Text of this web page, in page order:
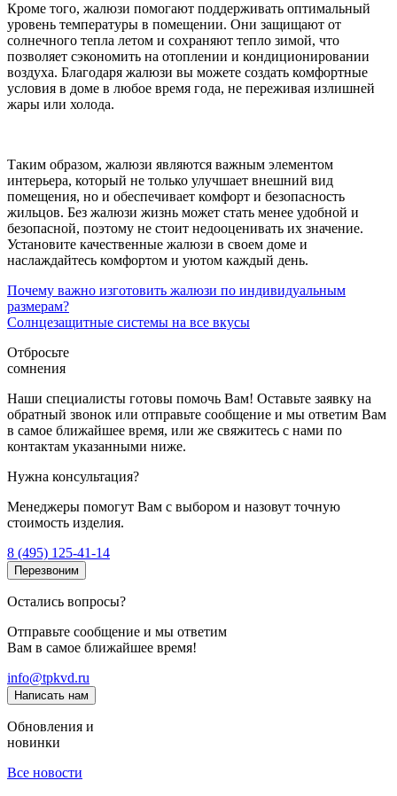
Кроме того, жалюзи помогают поддерживать оптимальный
уровень температуры в помещении. Они защищают от
солнечного тепла летом и сохраняют тепло зимой, что
позволяет сэкономить на отоплении и кондиционировании
воздуха. Благодаря жалюзи вы можете создать комфортные
условия в доме в любое время года, не переживая излишней
жары или холода.
Таким образом, жалюзи являются важным элементом
интерьера, который не только улучшает внешний вид
помещения, но и обеспечивает комфорт и безопасность
жильцов. Без жалюзи жизнь может стать менее удобной и
безопасной, поэтому не стоит недооценивать их значение.
Установите качественные жалюзи в своем доме и
наслаждайтесь комфортом и уютом каждый день.
Почему важно изготовить жалюзи по индивидуальным
размерам?
Солнцезащитные системы на все вкусы
Отбросьте
сомнения
Наши специалисты готовы помочь Вам! Оставьте заявку на
обратный звонок или отправьте сообщение и мы ответим Вам
в самое ближайшее время, или же свяжитесь с нами по
контактам указанными ниже.
Нужна консультация?
Менеджеры помогут Вам с выбором и назовут точную
стоимость изделия.
8 (495) 125-41-14
Перезвоним
Остались вопросы?
Отправьте сообщение и мы ответим
Вам в самое ближайшее время!
info@tpkvd.ru
Написать нам
Обновления и
новинки
Все новости